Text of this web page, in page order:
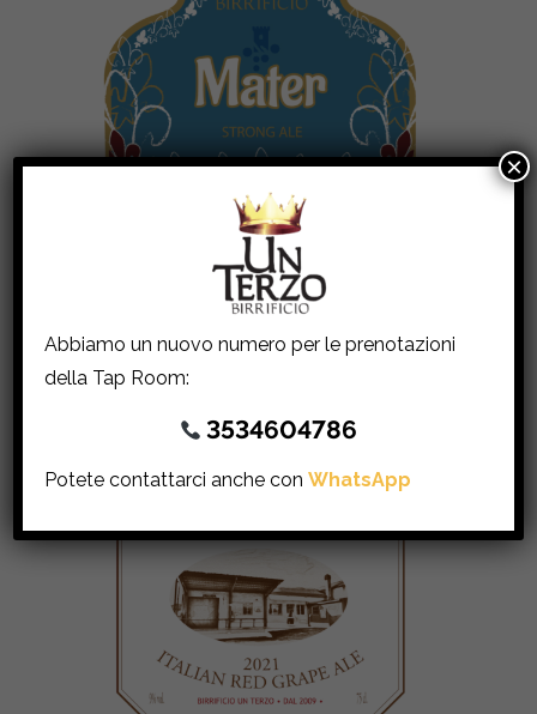
Mater – 33cl
BIRRE, BOTTIGLIA 33CL, STRONG ALE
€4.20
AGGIUNGI AL CARRELLO
Abbiamo un nuovo numero per le prenotazioni
della Tap Room:
3534604786
Potete contattarci anche conWhatsApp
×